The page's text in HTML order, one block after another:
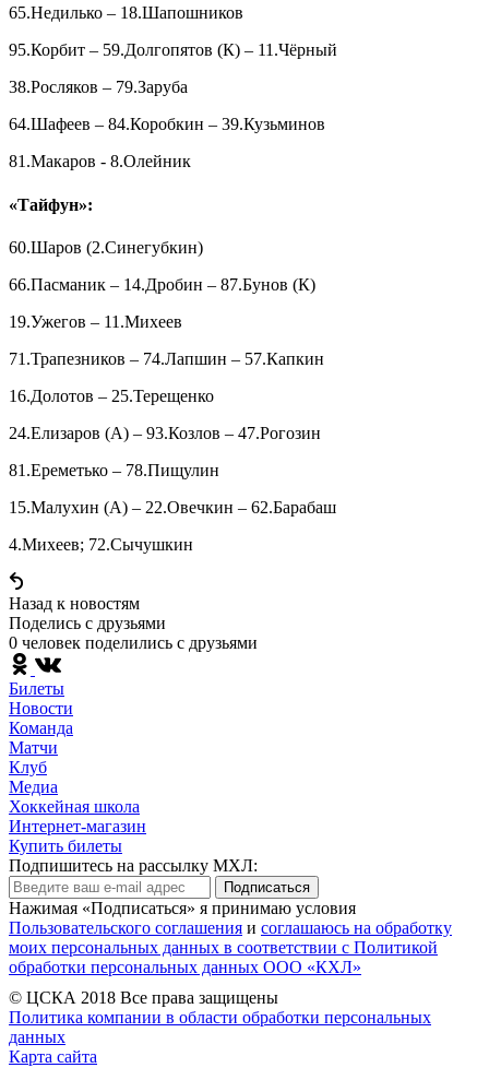
65.Недилько – 18.Шапошников
95.Корбит – 59.Долгопятов (К) – 11.Чёрный
38.Росляков – 79.Заруба
64.Шафеев – 84.Коробкин – 39.Кузьминов
81.Макаров - 8.Олейник
«Тайфун»:
60.Шаров (2.Синегубкин)
66.Пасманик – 14.Дробин – 87.Бунов (К)
19.Ужегов – 11.Михеев
71.Трапезников – 74.Лапшин – 57.Капкин
16.Долотов – 25.Терещенко
24.Елизаров (А) – 93.Козлов – 47.Рогозин
81.Ереметько – 78.Пищулин
15.Малухин (А) – 22.Овечкин – 62.Барабаш
4.Михеев; 72.Сычушкин
Назад к новостям
Поделись c друзьями
0 человек поделились c друзьями
Билеты
Новости
Команда
Матчи
Клуб
Медиа
Хоккейная школа
Интернет-магазин
Купить билеты
Подпишитесь на рассылку МХЛ:
Подписаться
Нажимая «Подписаться» я принимаю условия
Пользовательского соглашения и соглашаюсь на обработку
моих персональных данных в соответствии с Политикой
обработки персональных данных ООО «КХЛ»
© ЦСКА 2018 Все права защищены
Политика компании в области обработки персональных
данных
Карта сайта